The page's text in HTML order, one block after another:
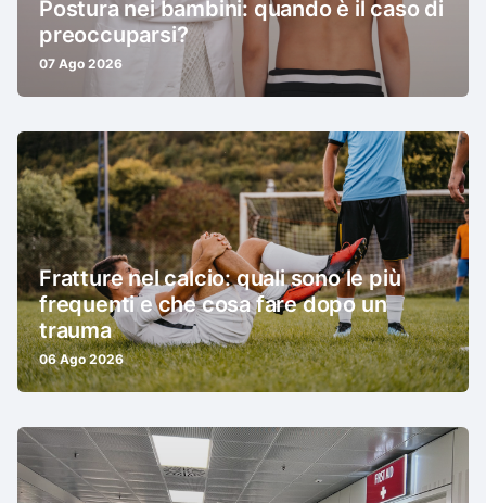
Postura nei bambini: quando è il caso di
preoccuparsi?
07 Ago 2026
Fratture nel calcio: quali sono le più
frequenti e che cosa fare dopo un
trauma
06 Ago 2026